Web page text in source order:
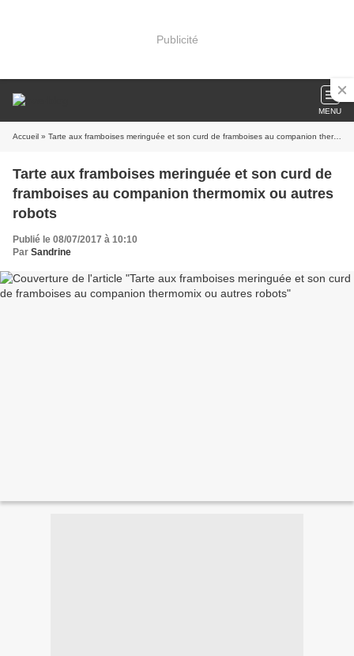
Publicité
MENU
Accueil » Tarte aux framboises meringuée et son curd de framboises au companion thermomix ou autres robots
Tarte aux framboises meringuée et son curd de
framboises au companion thermomix ou autres
robots
Publié le 08/07/2017 à 10:10
Par Sandrine